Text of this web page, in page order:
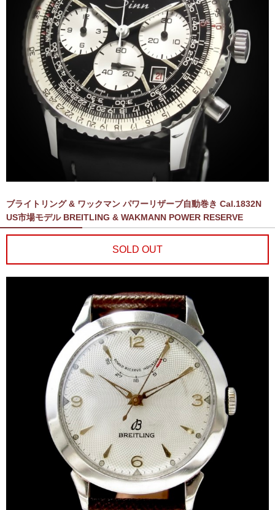
ブライトリング & ワックマン パワーリザーブ自動巻き Cal.1832N
US市場モデル BREITLING & WAKMANN POWER RESERVE
SOLD OUT